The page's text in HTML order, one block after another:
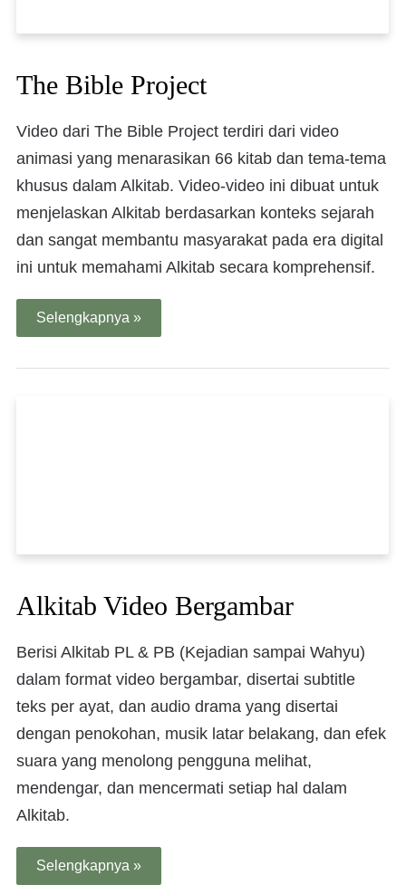
The Bible Project
Video dari The Bible Project terdiri dari video
animasi yang menarasikan 66 kitab dan tema-tema
khusus dalam Alkitab. Video-video ini dibuat untuk
menjelaskan Alkitab berdasarkan konteks sejarah
dan sangat membantu masyarakat pada era digital
ini untuk memahami Alkitab secara komprehensif.
Selengkapnya »
Alkitab Video Bergambar
Berisi Alkitab PL & PB (Kejadian sampai Wahyu)
dalam format video bergambar, disertai subtitle
teks per ayat, dan audio drama yang disertai
dengan penokohan, musik latar belakang, dan efek
suara yang menolong pengguna melihat,
mendengar, dan mencermati setiap hal dalam
Alkitab.
Selengkapnya »